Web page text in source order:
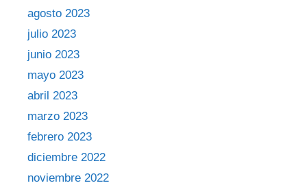
agosto 2023
julio 2023
junio 2023
mayo 2023
abril 2023
marzo 2023
febrero 2023
diciembre 2022
noviembre 2022